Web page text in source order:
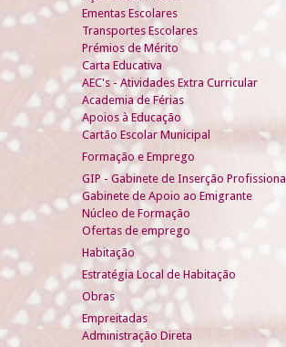
Ementas Escolares
Transportes Escolares
Prémios de Mérito
Carta Educativa
AEC's - Atividades Extra Curricular
Academia de Férias
Apoios à Educação
Cartão Escolar Municipal
Formação e Emprego
GIP - Gabinete de Inserção Profissional
Gabinete de Apoio ao Emigrante
Núcleo de Formação
Ofertas de emprego
Habitação
Estratégia Local de Habitação
Obras
Empreitadas
Administração Direta